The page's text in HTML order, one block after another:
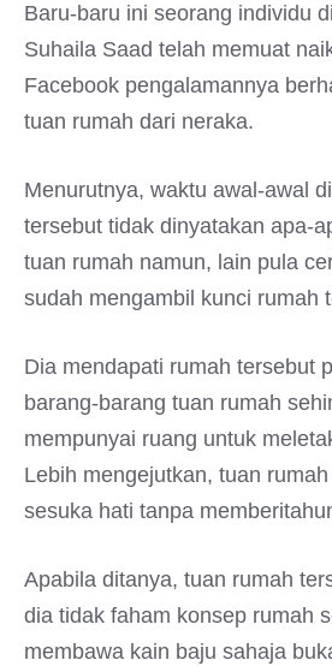
Baru-baru ini seorang individu
Suhaila Saad telah memuat
Facebook pengalamannya
tuan rumah dari neraka.
Menurutnya, waktu awal-awal
tersebut tidak dinyatakan apa-
tuan rumah namun, lain pula
sudah mengambil kunci rumah
Dia mendapati rumah tersebut
barang-barang tuan rumah
mempunyai ruang untuk
Lebih mengejutkan, tuan
sesuka hati tanpa
Apabila ditanya, tuan rumah
dia tidak faham konsep rumah
membawa kain baju sahaja